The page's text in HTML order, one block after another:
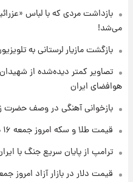
روزها
شماره
شد؛
۱ روز پیش
جزئیات
شد+فیلم
بازداشت مردی که با لباس
می‌شد!
بازگشت مازیار لرستانی به
تصاویر کمتر دیده‌شده از
هوافضای ایران
بازخوانی آهنگی در وصف حضرت
قیمت طلا و سکه امروز جمعه ۱۶ مرداد ۱۴۰۵ +جدول
ترامپ از پایان سریع جنگ با
قیمت دلار در بازار آزاد امروز جمعه ۱۶ مرداد